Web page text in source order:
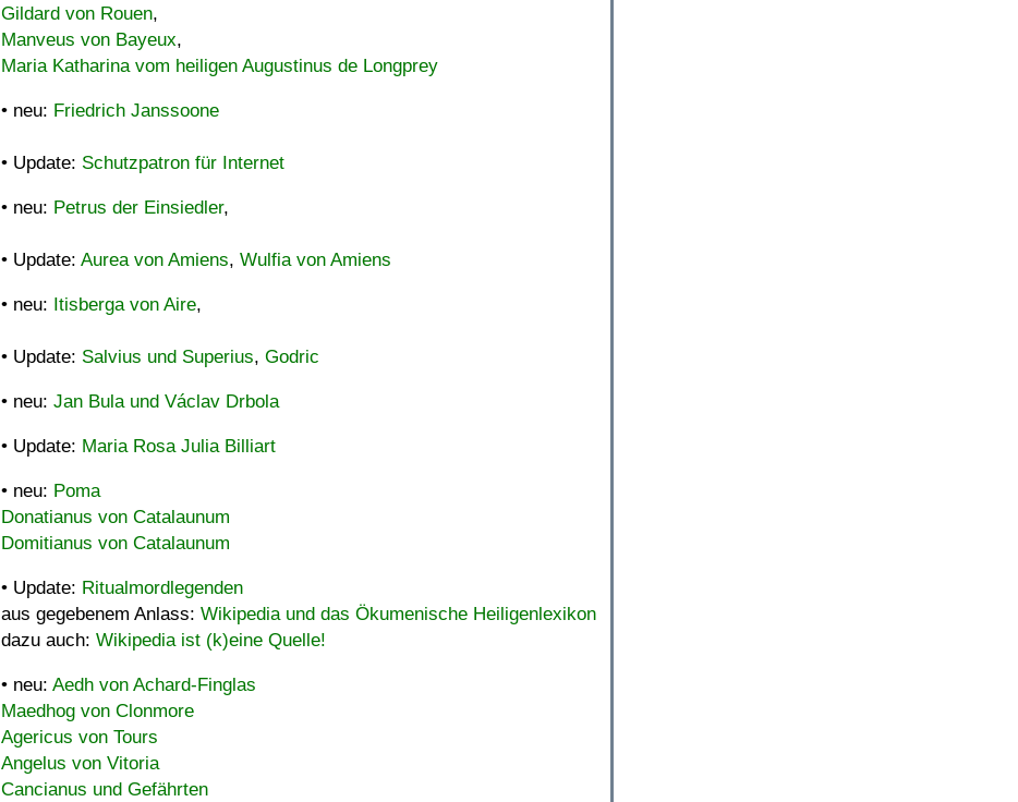
Gildard von Rouen,
Manveus von Bayeux,
Maria Katharina vom heiligen Augustinus de Longprey
• neu: Friedrich Janssoone
• Update: Schutzpatron für Internet
• neu: Petrus der Einsiedler,
• Update: Aurea von Amiens, Wulfia von Amiens
• neu: Itisberga von Aire,
• Update: Salvius und Superius, Godric
• neu: Jan Bula und Václav Drbola
• Update: Maria Rosa Julia Billiart
• neu: Poma
Donatianus von Catalaunum
Domitianus von Catalaunum
• Update: Ritualmordlegenden
aus gegebenem Anlass: Wikipedia und das Ökumenische Heiligenlexikon
dazu auch: Wikipedia ist (k)eine Quelle!
• neu: Aedh von Achard-Finglas
Maedhog von Clonmore
Agericus von Tours
Angelus von Vitoria
Cancianus und Gefährten